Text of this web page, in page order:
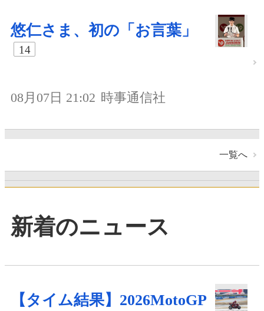
悠仁さま、初の「お言葉」
14
08月07日 21:02 時事通信社
一覧へ
新着のニュース
【タイム結果】2026MotoGP